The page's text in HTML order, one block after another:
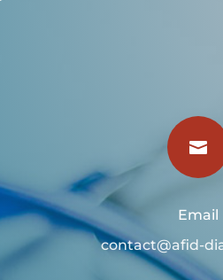

Email
contact@afid-